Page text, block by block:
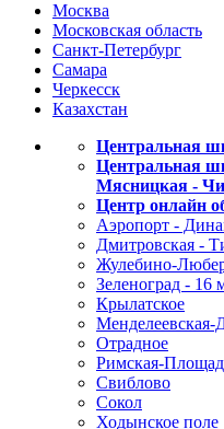
Москва
Московская область
Санкт-Петербург
Самара
Черкесск
Казахстан
Центральная
Центральная
Мясницкая -
Центр онлайн
Аэропорт -
Дмитровская -
Жулебино-
Зеленоград - 16
Крылатское
Менделеевская-
Отрадное
Римская-
Свиблово
Сокол
Ходынское поле